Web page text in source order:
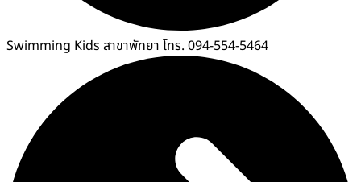
Swimming Kids สาขาพัทยา โทร. 094-554-5464